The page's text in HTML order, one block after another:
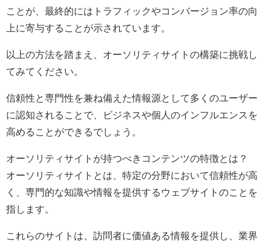
ことが、最終的にはトラフィックやコンバージョン率の向
上に寄与することが示されています。
以上の方法を踏まえ、オーソリティサイトの構築に挑戦し
てみてください。
信頼性と専門性を兼ね備えた情報源として多くのユーザー
に認知されることで、ビジネスや個人のインフルエンスを
高めることができるでしょう。
オーソリティサイトが持つべきコンテンツの特徴とは？
オーソリティサイトとは、特定の分野において信頼性が高
く、専門的な知識や情報を提供するウェブサイトのことを
指します。
これらのサイトは、訪問者に価値ある情報を提供し、業界